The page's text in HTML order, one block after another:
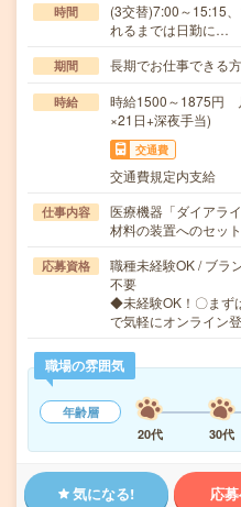
時間
(3交替)7:00～15:15
れるまでは日勤に…
期間 長期でお仕事できる
時給
時給1500～1875円
×21日+深夜手当)
交通費
交通費規定内支給
仕事内容
医療機器「ダイアラ
材料の装置へのセッ
応募資格
職種未経験OK / ブラ
不要
◆未経験OK！〇まず
で気軽にオンライン
職場の雰囲気
年齢層
20代
30代
気になる! 応